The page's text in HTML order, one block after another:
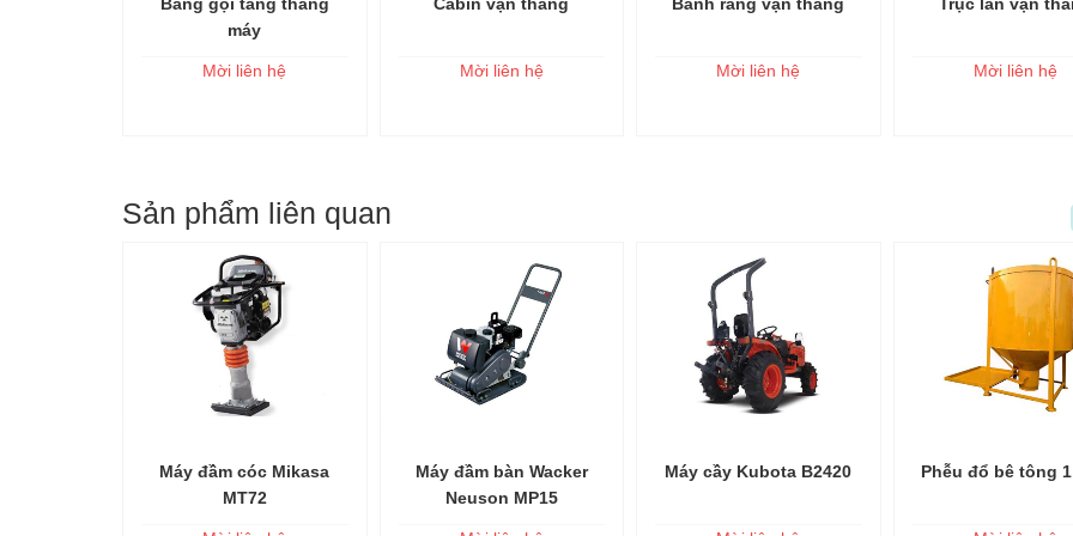
Thêm vào giỏ
máy
Mời liên hệ
Thêm vào giỏ
Mời liên hệ
Thêm vào giỏ
Mời liên hệ
Thêm vào
Mời liên hệ
Sản phẩm liên quan
Thêm vào giỏ
Máy đầm cóc Mikasa
MT72
Thêm vào giỏ
Máy đầm bàn Wacker
Neuson MP15
Thêm vào giỏ
Máy cầy Kubota B2420 Thêm vào
Phễu đổ bê tông